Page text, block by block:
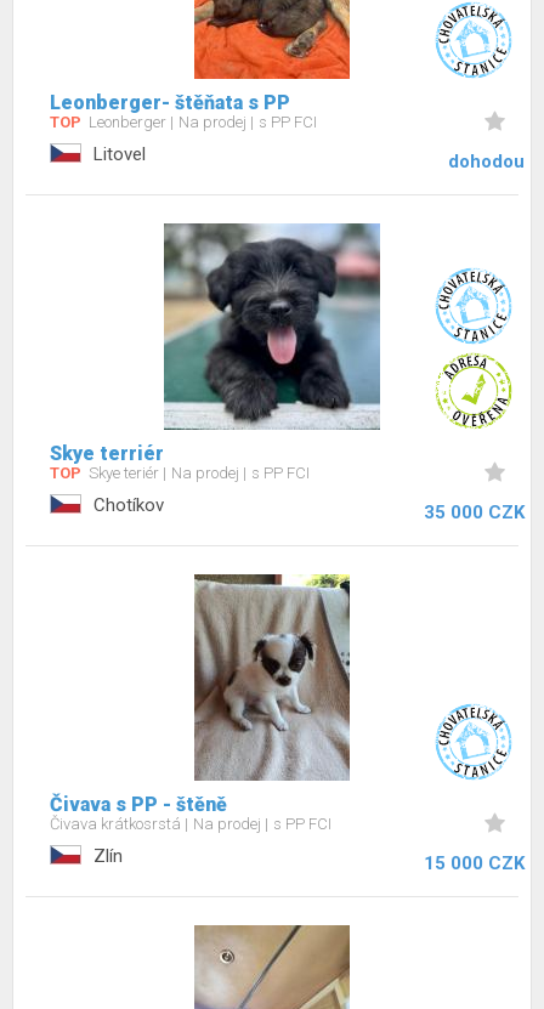
Leonberger- štěňata s PP
TOP Leonberger Na prodej s PP FCI
Litovel dohodou
Skye terriér
TOP Skye teriér Na prodej s PP FCI
Chotíkov 35 000 CZK
Čivava s PP - štěně
Čivava krátkosrstá Na prodej s PP FCI
Zlín 15 000 CZK